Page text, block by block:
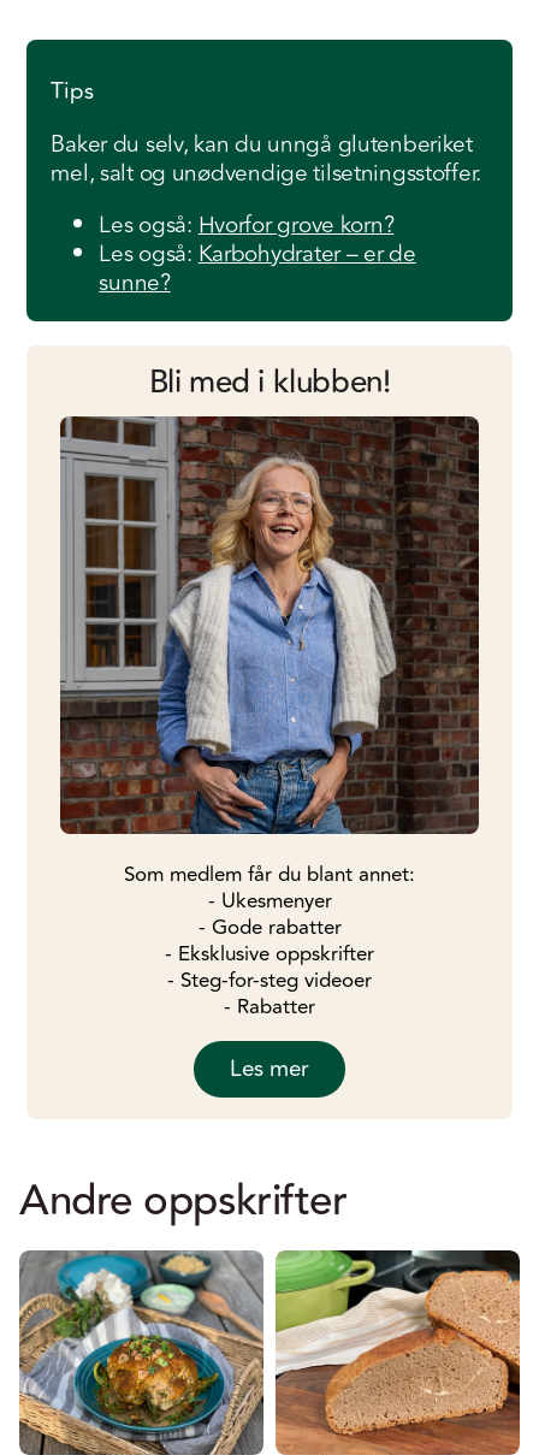
Tips
Baker du selv, kan du unngå glutenberiket
mel, salt og unødvendige tilsetningsstoffer.
Les også:Hvorfor grove korn?
Les også:Karbohydrater – er de
sunne?
Bli med i klubben!
Som medlem får du blant annet:
- Ukesmenyer
- Gode rabatter
- Eksklusive oppskrifter
- Steg-for-steg videoer
- Rabatter
Les mer
Andre oppskrifter